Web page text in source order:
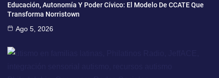
Educación, Autonomía Y Poder Cívico: El Modelo De CCATE Que
Transforma Norristown
Ago 5, 2026